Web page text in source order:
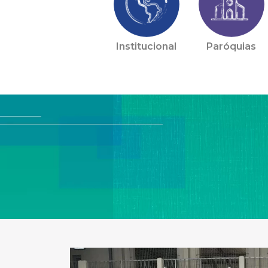
Institucional Paróquias